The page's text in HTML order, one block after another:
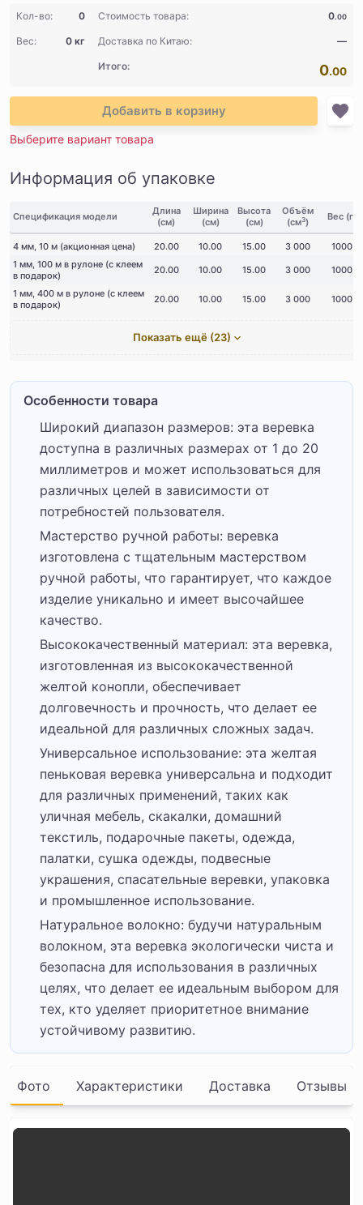
Кол-во: 0 Стоимость товара: 0.00
Вес: 0 кг Доставка по Китаю: —
Итого: 0.00
Добавить в корзину
Выберите вариант товара
Информация об упаковке
Спецификация модели
Длина
(см)
Ширина
(см)
Высота
(см)
Объём
(см3) Вес (г)
4 мм, 10 м (акционная цена) 20.00 10.00 15.00 3 000
1000
1 мм, 100 м в рулоне (с клеем
в подарок)
20.00 10.00 15.00 3 000 1000
1 мм, 400 м в рулоне (с клеем
в подарок)
20.00 10.00 15.00 3 000 1000
Показать ещё (23)
Особенности товара
Широкий диапазон размеров: эта веревка
доступна в различных размерах от 1 до 20
миллиметров и может использоваться для
различных целей в зависимости от
потребностей пользователя.
Мастерство ручной работы: веревка
изготовлена ​​с тщательным мастерством
ручной работы, что гарантирует, что каждое
изделие уникально и имеет высочайшее
качество.
Высококачественный материал: эта веревка,
изготовленная из высококачественной
желтой конопли, обеспечивает
долговечность и прочность, что делает ее
идеальной для различных сложных задач.
Универсальное использование: эта желтая
пеньковая веревка универсальна и подходит
для различных применений, таких как
уличная мебель, скакалки, домашний
текстиль, подарочные пакеты, одежда,
палатки, сушка одежды, подвесные
украшения, спасательные веревки, упаковка
и промышленное использование.
Натуральное волокно: будучи натуральным
волокном, эта веревка экологически чиста и
безопасна для использования в различных
целях, что делает ее идеальным выбором для
тех, кто уделяет приоритетное внимание
устойчивому развитию.
Фото Характеристики Доставка Отзывы